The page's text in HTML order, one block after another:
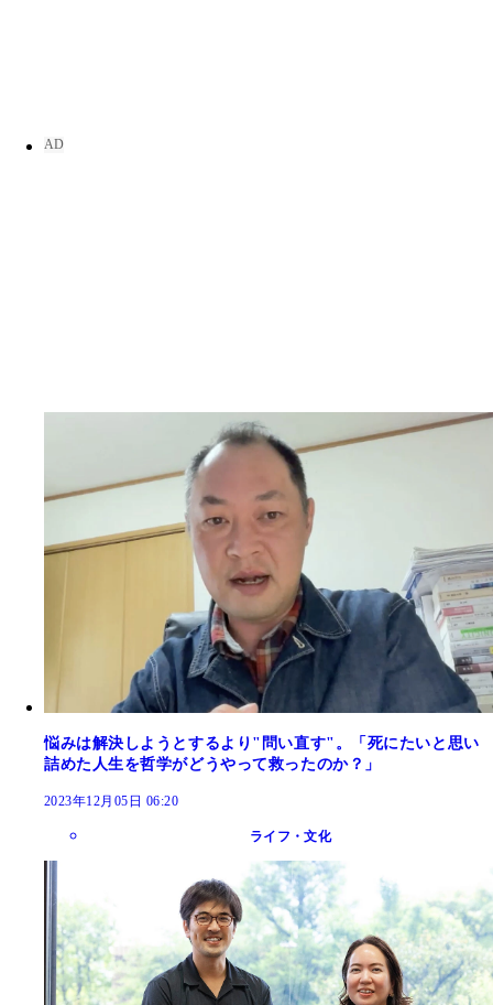
悩みは解決しようとするより"問い直す"。「死にたいと思い
詰めた人生を哲学がどうやって救ったのか？」
2023年12月05日 06:20
ライフ・文化